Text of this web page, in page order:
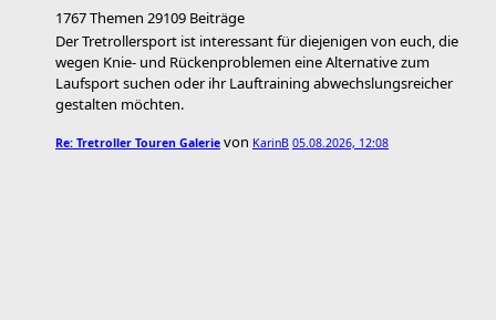
1767 Themen 29109 Beiträge
Der Tretrollersport ist interessant für diejenigen von euch, die
wegen Knie- und Rückenproblemen eine Alternative zum
Laufsport suchen oder ihr Lauftraining abwechslungsreicher
gestalten möchten.
Re: Tretroller Touren Galerie von KarinB 05.08.2026, 12:08